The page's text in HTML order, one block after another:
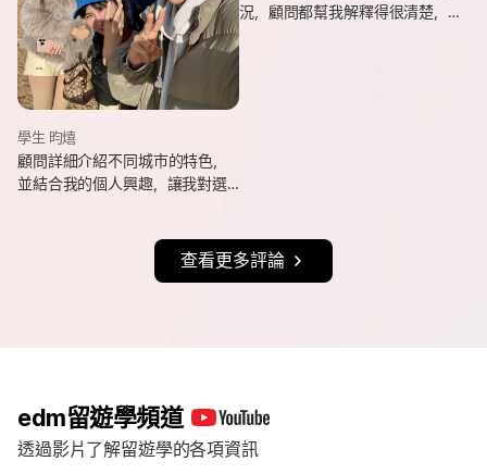
學生 昀熺
顧問詳細介紹不同城市的特色，
並結合我的個人興趣，讓我對選
況，顧問都幫我解釋得很清楚，
查看更多評論
edm留遊學頻道
透過影片了解留遊學的各項資訊